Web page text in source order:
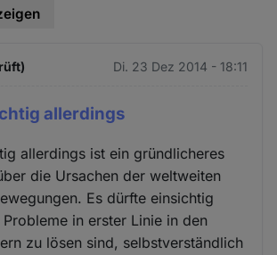
Di. 23 Dez 2014 - 18:11
allerdings
allerdings ist ein gründlicheres
die Ursachen der weltweiten
Es dürfte einsichtig
in erster Linie in den
zu lösen sind, selbstverständlich